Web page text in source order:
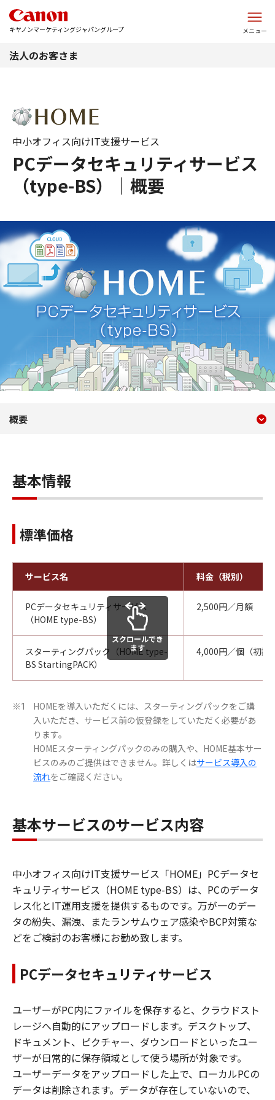
キヤノンマーケティングジャパングループ メニュー
法人のお客さま
PCデータセキュリティサービス
（type-BS）｜概要
中小オフィス向けIT支援サービス
PCデータセキュリティサ
概要
基本情報
標準価格
サービス名 料金（税別）
PCデータセキュリティサービス
（HOME type-BS）
2,500円／月額
スターティングパック（HOME type-
BS StartingPACK）
4,000円／個（初期
スクロールでき
ます
※1
HOMEを導入いただくには、スターティングパックをご購
入いただき、サービス前の仮登録をしていただく必要があ
ります。
HOMEスターティングパックのみの購入や、HOME基本サー
ビスのみのご提供はできません。詳しくはサービス導入の
流れをご確認ください。
基本サービスのサービス内容
中小オフィス向けIT支援サービス「HOME」PCデータセ
キュリティサービス（HOME type-BS）は、PCのデータ
レス化とIT運用支援を提供するものです。万が一のデー
タの紛失、漏洩、またランサムウェア感染やBCP対策な
どをご検討のお客様にお勧め致します。
PCデータセキュリティサービス
ユーザーがPC内にファイルを保存すると、クラウドスト
レージへ自動的にアップロードします。デスクトップ、
ドキュメント、ピクチャー、ダウンロードといったユー
ザーが日常的に保存領域として使う場所が対象です。
ユーザーデータをアップロードした上で、ローカルPCの
データは削除されます。データが存在していないので、